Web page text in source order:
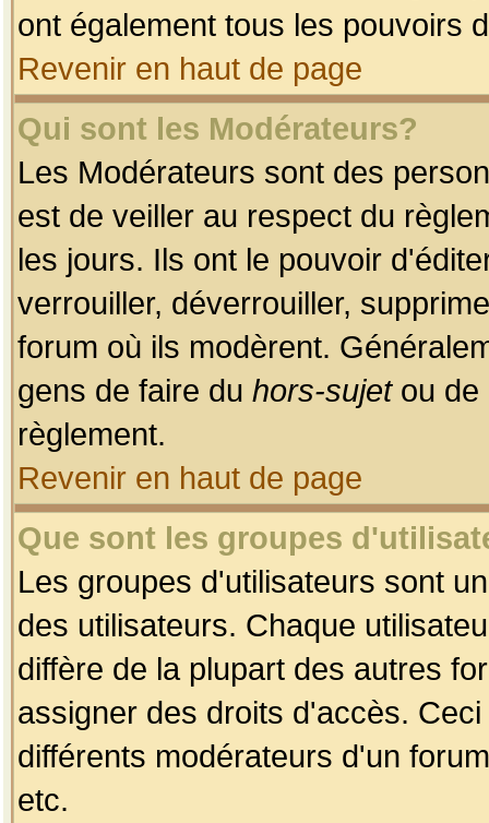
ont également tous les pouvoirs
Revenir en haut de page
Qui sont les Modérateurs?
Les Modérateurs sont des
est de veiller au respect du
les jours. Ils ont le pouvoir
verrouiller, déverrouiller,
forum où ils modèrent.
gens de faire du hors-sujetou de
règlement.
Revenir en haut de page
Que sont les groupes
Les groupes d'utilisateurs sont
des utilisateurs. Chaque
diffère de la plupart des autres
assigner des droits d'accès.
différents modérateurs d'un
etc.